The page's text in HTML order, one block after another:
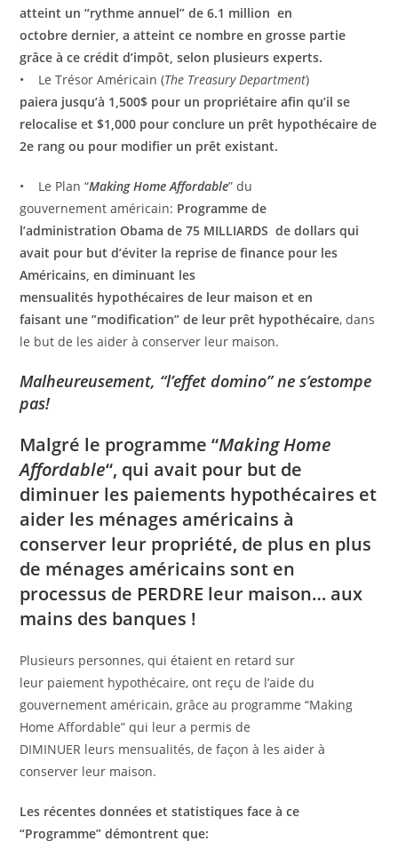
atteint un “rythme annuel” de 6.1 million en
octobre dernier, a atteint ce nombre en grosse partie
grâce à ce crédit d’impôt, selon plusieurs experts.
• Le Trésor Américain (The Treasury Department)
paiera jusqu’à 1,500$ pour un propriétaire afin qu’il se
relocalise et $1,000 pour conclure un prêt hypothécaire de
2e rang ou pour modifier un prêt existant.
• Le Plan “Making Home Affordable” du
gouvernement américain: Programme de
l’administration Obama de 75 MILLIARDS de dollars qui
avait pour but d’éviter la reprise de finance pour les
Américains, en diminuant les
mensualités hypothécaires de leur maison et en
faisant une ”modification” de leur prêt hypothécaire, dans
le but de les aider à conserver leur maison.
Malheureusement, “l’effet domino” ne s’estompe
pas!
Malgré le programme “Making Home
Affordable“, qui avait pour but de
diminuer les paiements hypothécaires et
aider les ménages américains à
conserver leur propriété, de plus en plus
de ménages américains sont en
processus de PERDRE leur maison… aux
mains des banques !
Plusieurs personnes, qui étaient en retard sur
leur paiement hypothécaire, ont reçu de l’aide du
gouvernement américain, grâce au programme “Making
Home Affordable” qui leur a permis de
DIMINUER leurs mensualités, de façon à les aider à
conserver leur maison.
Les récentes données et statistiques face à ce
“Programme” démontrent que: